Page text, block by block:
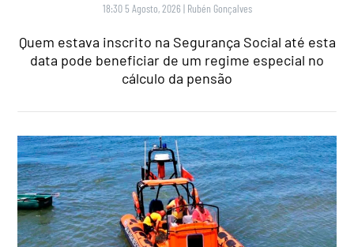
18:30 5 Agosto, 2026 | Rubén Gonçalves
Quem estava inscrito na Segurança Social até esta
data pode beneficiar de um regime especial no
cálculo da pensão